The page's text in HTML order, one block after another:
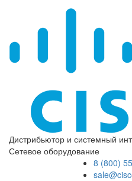
Дистрибьютор и системный
Сетевое оборудование
8 (800)